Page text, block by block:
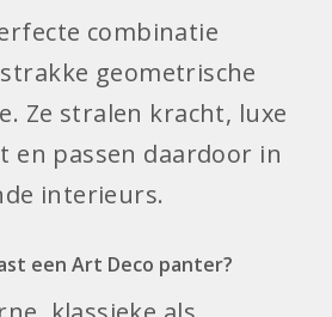
combinatie
geometrische
Ze stralen kracht, luxe
en passen daardoor in
interieurs.
een Art Deco panter?